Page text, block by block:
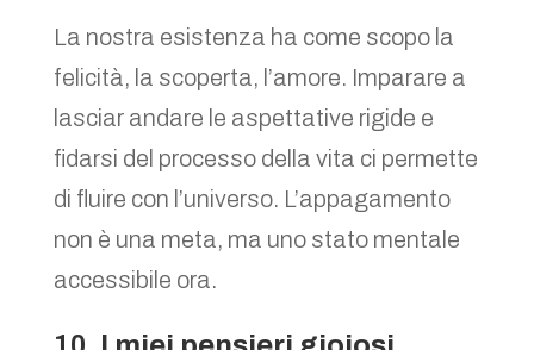
La nostra esistenza ha come scopo la
felicità, la scoperta, l’amore. Imparare a
lasciar andare le aspettative rigide e
fidarsi del processo della vita ci permette
di fluire con l’universo. L’appagamento
non è una meta, ma uno stato mentale
accessibile ora.